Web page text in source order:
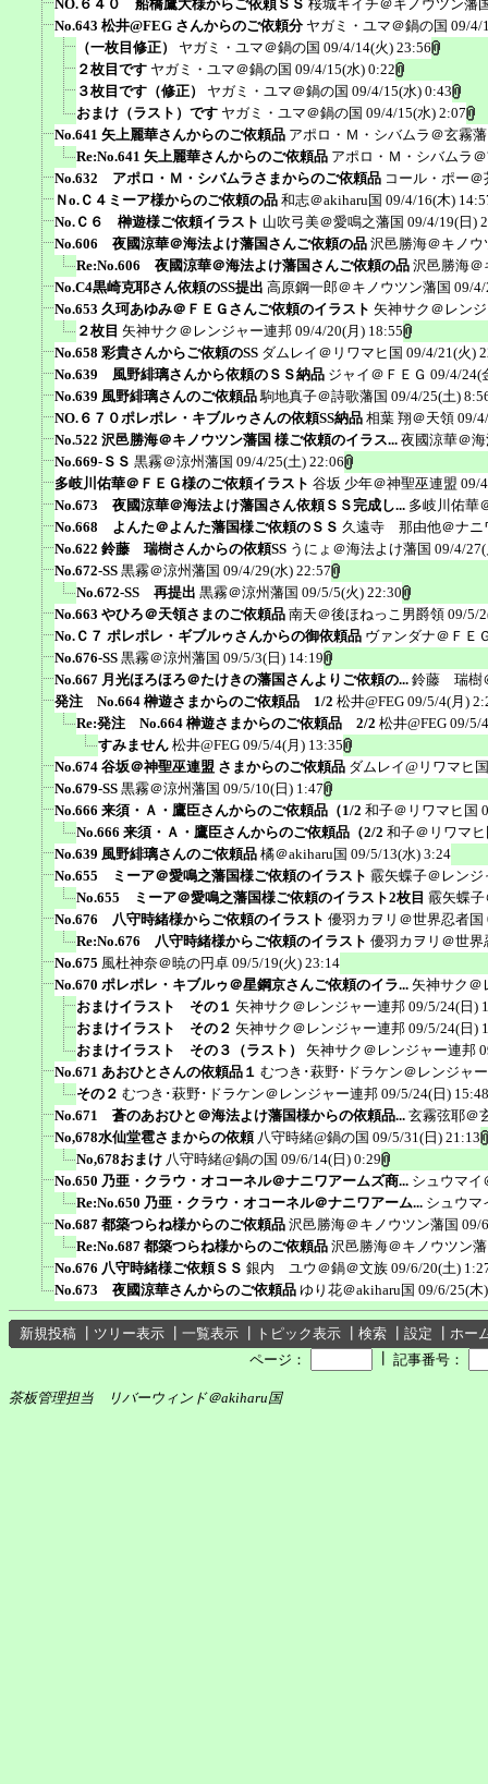
NO.６４０ 船橋鷹大様からご依頼ＳＳ 桜城キイチ＠キノウツン藩
No.643 松井@FEG さんからのご依頼分 ヤガミ・ユマ＠鍋の国 09/4/
（一枚目修正）
ヤガミ・ユマ＠鍋の国 09/4/14(火) 23:56
２枚目です ヤガミ・ユマ＠鍋の国 09/4/15(水) 0:22
３枚目です（修正）
ヤガミ・ユマ＠鍋の国 09/4/15(水) 0:43
おまけ（ラスト）です ヤガミ・ユマ＠鍋の国 09/4/15(水) 2:07
No.641 矢上麗華さんからのご依頼品 アポロ・Ｍ・シバムラ＠玄霧
Re:No.641 矢上麗華さんからのご依頼品 アポロ・Ｍ・シバムラ
No.632 アポロ・Ｍ・シバムラさまからのご依頼品 コール・ポー
Ｎo.Ｃ４ミーア様からのご依頼の品 和志＠akiharu国 09/4/16(木)
No.Ｃ６ 榊遊様ご依頼イラスト 山吹弓美＠愛鳴之藩国 09/4/19(日)
No.606 夜國涼華＠海法よけ藩国さんご依頼の品 沢邑勝海＠キノウ
Re:No.606 夜國涼華＠海法よけ藩国さんご依頼の品 沢邑勝海＠
No.C4黒崎克耶さん依頼のSS提出 高原鋼一郎＠キノウツン藩国 09/
No.653 久珂あゆみ＠ＦＥＧさんご依頼のイラスト 矢神サク＠レン
２枚目 矢神サク＠レンジャー連邦 09/4/20(月) 18:55
No.658 彩貴さんからご依頼のSS ダムレイ＠リワマヒ国 09/4/21(火)
No.639 風野緋璃さんから依頼のＳＳ納品 ジャイ＠ＦＥＧ 09/4/24(
No.639 風野緋璃さんのご依頼品 駒地真子＠詩歌藩国 09/4/25(土)
NO.６７０ポレポレ・キブルゥさんの依頼SS納品 相葉 翔＠天領 09/
No.522 沢邑勝海＠キノウツン藩国 様ご依頼のイラス... 夜國涼華＠
No.669-ＳＳ 黒霧＠涼州藩国 09/4/25(土) 22:06
多岐川佑華＠ＦＥＧ様のご依頼イラスト 谷坂 少年＠神聖巫連盟 09/
No.673 夜國涼華＠海法よけ藩国さん依頼ＳＳ完成し... 多岐川佑華
No.668 よんた＠よんた藩国様ご依頼のＳＳ 久遠寺 那由他＠ナニ
No.622 鈴藤 瑞樹さんからの依頼SS うにょ＠海法よけ藩国 09/4/
No.672-SS 黒霧＠涼州藩国 09/4/29(水) 22:57
No.672-SS 再提出 黒霧＠涼州藩国 09/5/5(火) 22:30
No.663 やひろ＠天領さまのご依頼品 南天＠後ほねっこ男爵領 09/5/
No.Ｃ７ ポレポレ・ギブルゥさんからの御依頼品 ヴァンダナ＠ＦＥ
No.676-SS 黒霧＠涼州藩国 09/5/3(日) 14:19
No.667 月光ほろほろ＠たけきの藩国さんよりご依頼の... 鈴藤 瑞樹
発注 No.664 榊遊さまからのご依頼品 1/2 松井@FEG 09/5/4(月)
Re:発注 No.664 榊遊さまからのご依頼品 2/2 松井@FEG 09/5/
すみません 松井@FEG 09/5/4(月) 13:35
No.674 谷坂＠神聖巫連盟 さまからのご依頼品 ダムレイ@リワマヒ国
No.679-SS 黒霧＠涼州藩国 09/5/10(日) 1:47
No.666 来須・Ａ・鷹臣さんからのご依頼品（1/2 和子＠リワマヒ国
No.666 来須・Ａ・鷹臣さんからのご依頼品（2/2 和子＠リワマ
No.639 風野緋璃さんのご依頼品 橘＠akiharu国 09/5/13(水) 3:24
No.655 ミーア＠愛鳴之藩国様ご依頼のイラスト 霰矢蝶子＠レンジ
No.655 ミーア＠愛鳴之藩国様ご依頼のイラスト2枚目 霰矢蝶
No.676 八守時緒様からご依頼のイラスト 優羽カヲリ＠世界忍者国
Re:No.676 八守時緒様からご依頼のイラスト 優羽カヲリ＠世界
No.675 風杜神奈＠暁の円卓 09/5/19(火) 23:14
No.670 ポレポレ・キブルゥ＠星鋼京さんご依頼のイラ... 矢神サク＠
おまけイラスト その１ 矢神サク＠レンジャー連邦 09/5/24(日)
おまけイラスト その２ 矢神サク＠レンジャー連邦 09/5/24(日)
おまけイラスト その３（ラスト）
矢神サク＠レンジャー連邦
No.671 あおひとさんの依頼品１ むつき･萩野･ドラケン＠レンジャ
その２ むつき･萩野･ドラケン＠レンジャー連邦 09/5/24(日) 15:48
No.671 蒼のあおひと＠海法よけ藩国様からの依頼品... 玄霧弦耶＠
No,678水仙堂雹さまからの依頼 八守時緒@鍋の国 09/5/31(日) 21:13
No,678おまけ 八守時緒@鍋の国 09/6/14(日) 0:29
No.650 乃亜・クラウ・オコーネル＠ナニワアームズ商... シュウマイ
Re:No.650 乃亜・クラウ・オコーネル＠ナニワアーム... シュウマ
No.687 都築つらね様からのご依頼品 沢邑勝海＠キノウツン藩国 09/
Re:No.687 都築つらね様からのご依頼品 沢邑勝海＠キノウツン
No.676 八守時緒様ご依頼ＳＳ 銀内 ユウ＠鍋＠文族 09/6/20(土)
No.673 夜國涼華さんからのご依頼品 ゆり花＠akiharu国 09/6/25(木
新規投稿 ツリー表示 一覧表示 トピック表示 検索 設定
ホー
ページ：
記事番号：
茶板管理担当 リバーウィンド＠akiharu国